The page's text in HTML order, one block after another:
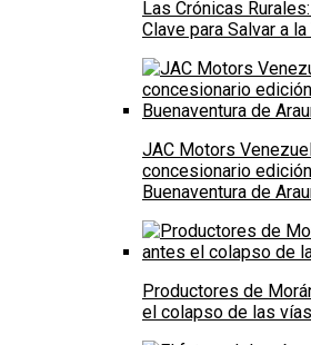
Las Crónicas
Clave para Salvar a
JAC Motors
concesionario
Buenaventura de
Productores de
el colapso de las